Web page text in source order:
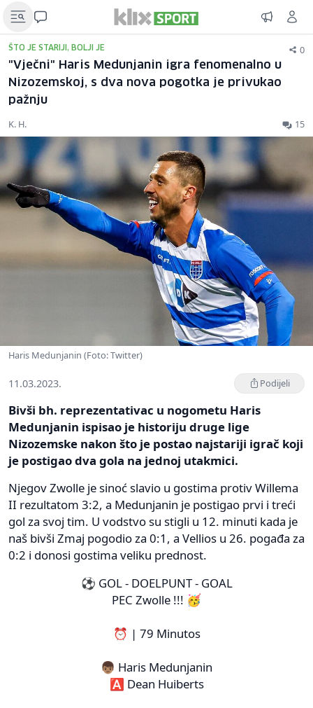
ŠTO JE STARIJI, BOLJI JE 0
"Vječni" Haris Medunjanin igra fenomenalno u
Nizozemskoj, s dva nova pogotka je privukao
pažnju
K. H. 15
Haris Medunjanin (Foto: Twitter)
11.03.2023. Podijeli
Bivši bh. reprezentativac u nogometu Haris
Medunjanin ispisao je historiju druge lige
Nizozemske nakon što je postao najstariji igrač koji
je postigao dva gola na jednoj utakmici.
Njegov Zwolle je sinoć slavio u gostima protiv Willema
II rezultatom 3:2, a Medunjanin je postigao prvi i treći
gol za svoj tim. U vodstvo su stigli u 12. minuti kada je
naš bivši Zmaj pogodio za 0:1, a Vellios u 26. pogađa za
0:2 i donosi gostima veliku prednost.
⚽ GOL - DOELPUNT - GOAL
PEC Zwolle !!! 🥳
⏰ | 79 Minutos
👦🏽 Haris Medunjanin
🅰 Dean Huiberts